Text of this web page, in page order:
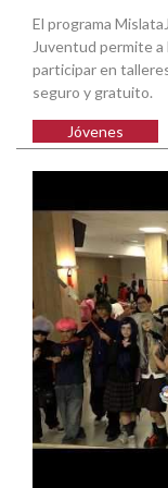
El programa
Juventud permite
participar en
seguro y gratuito.
Jóvenes